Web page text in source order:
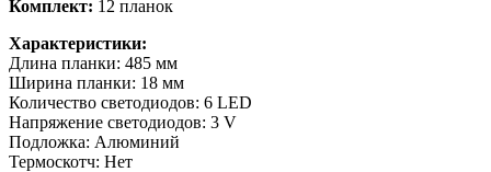
Комплект: 12 планок
Характеристики:
Длина планки: 485 мм
Ширина планки: 18 мм
Количество светодиодов: 6 LED
Напряжение светодиодов: 3 V
Подложка: Алюминий
Термоскотч: Нет